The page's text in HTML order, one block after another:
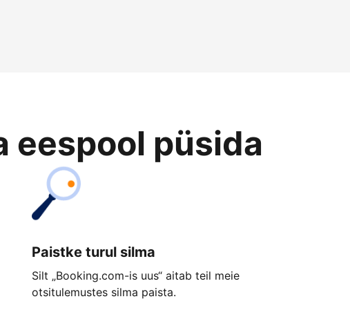
eespool püsida
Paistke turul silma
Silt „Booking.com-is uus“ aitab teil meie
otsitulemustes silma paista.